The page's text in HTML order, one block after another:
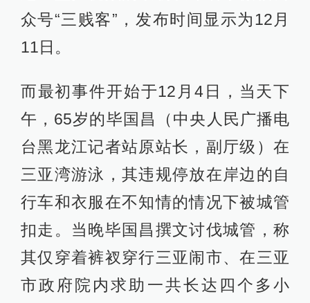
众号“三贱客”，发布时间显示为12月
11日。
而最初事件开始于12月4日，当天下
午，65岁的毕国昌（中央人民广播电
台黑龙江记者站原站长，副厅级）在
三亚湾游泳，其违规停放在岸边的自
行车和衣服在不知情的情况下被城管
扣走。当晚毕国昌撰文讨伐城管，称
其仅穿着裤衩穿行三亚闹市、在三亚
市政府院内求助一共长达四个多小